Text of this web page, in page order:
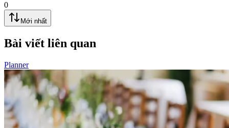
0
Mới nhất
Bài viết liên quan
Planner